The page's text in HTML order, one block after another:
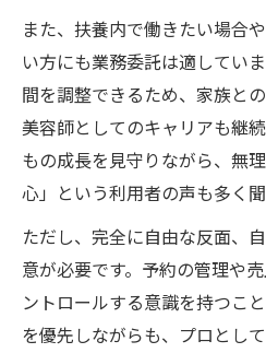
また、扶養内で働きたい場合
い方にも業務委託は適してい
間を調整できるため、家族と
美容師としてのキャリアも継
もの成長を見守りながら、無
心」という利用者の声も多く聞
ただし、完全に自由な反面、
意が必要です。予約の管理や
ントロールする意識を持つこ
を優先しながらも、プロとし